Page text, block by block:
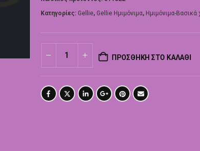
Κατηγορίες: Gellie, Gellie Ημιμόνιμα, Ημιμόνιμα-
ΠΡΟΣΘΉΚΗ ΣΤΟ ΚΑΛΆΘΙ